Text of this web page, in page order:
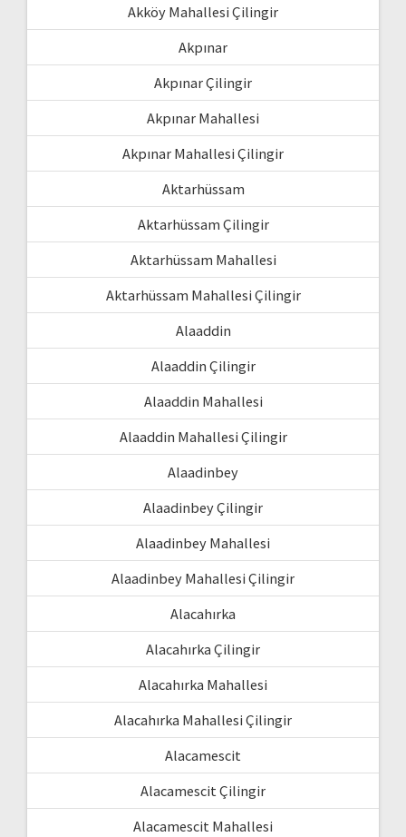
Akköy Mahallesi Çilingir
Akpınar
Akpınar Çilingir
Akpınar Mahallesi
Akpınar Mahallesi Çilingir
Aktarhüssam
Aktarhüssam Çilingir
Aktarhüssam Mahallesi
Aktarhüssam Mahallesi Çilingir
Alaaddin
Alaaddin Çilingir
Alaaddin Mahallesi
Alaaddin Mahallesi Çilingir
Alaadinbey
Alaadinbey Çilingir
Alaadinbey Mahallesi
Alaadinbey Mahallesi Çilingir
Alacahırka
Alacahırka Çilingir
Alacahırka Mahallesi
Alacahırka Mahallesi Çilingir
Alacamescit
Alacamescit Çilingir
Alacamescit Mahallesi